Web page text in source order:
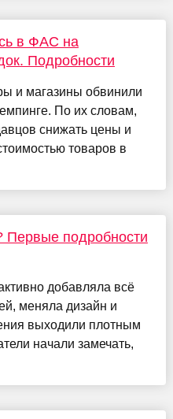
в ФАС на
Подробности
и магазины обвинили
По их словам,
снижать цены и
товаров в
Первые подробности
добавляла всё
меняла дизайн и
выходили плотным
начали замечать,